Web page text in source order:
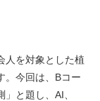
人を対象とした植
。今回は、Bコー
と題し、AI、